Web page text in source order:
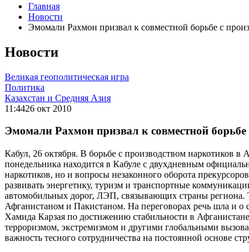
Главная
Новости
Эмомали Рахмон призвал к совместной борьбе с
Новости
Великая геополитическая игра
Политика
Казахстан и Средняя Азия
11:4426 окт 2010
Эмомали Рахмон призвал к совместной
Кабул, 26 октября. В борьбе с производством наркотиков
понедельника находится в Кабуле с двухдневным
наркотиков, но и вопросы незаконного оборота
развивать энергетику, туризм и транспортные
автомобильных дорог, ЛЭП, связывающих страны региона.
Афганистаном и Пакистаном. На переговорах речь шла и о
Хамида Карзая по достижению стабильности в
терроризмом, экстремизмом и другими глобальными
важность тесного сотрудничества на постоянной основе